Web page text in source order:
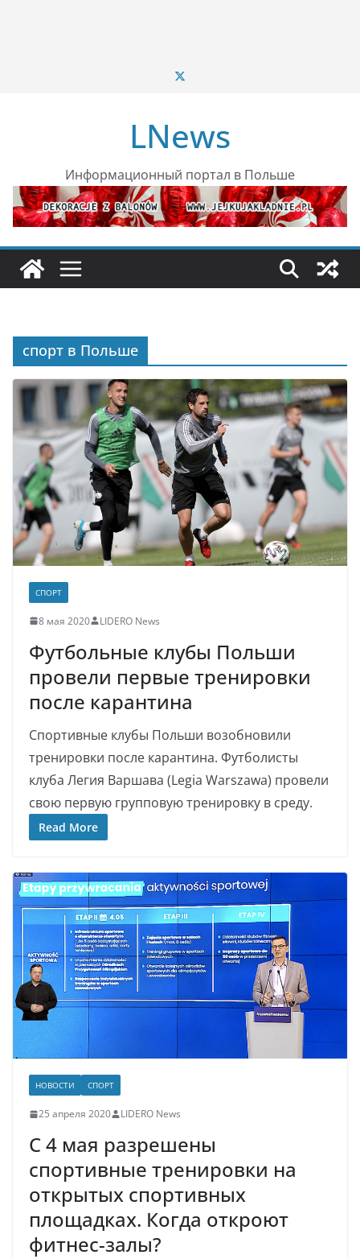
LNews
Информационный портал в Польше
спорт в Польше
СПОРТ
8 мая 2020 LIDERO News
Футбольные клубы Польши
провели первые тренировки
после карантина
Спортивные клубы Польши возобновили
тренировки после карантина. Футболисты
клуба Легия Варшава (Legia Warszawa) провели
свою первую групповую тренировку в среду.
Read More
НОВОСТИ СПОРТ
25 апреля 2020 LIDERO News
С 4 мая разрешены
спортивные тренировки на
открытых спортивных
площадках. Когда откроют
фитнес-залы?